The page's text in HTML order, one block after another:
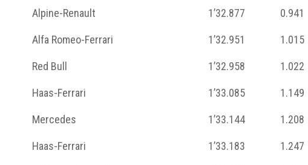
Alpine-Renault 1’32.877 0.941
Alfa Romeo-Ferrari 1’32.951 1.015
Red Bull 1’32.958 1.022
Haas-Ferrari 1’33.085 1.149
Mercedes 1’33.144 1.208
Haas-Ferrari 1’33.183 1.247